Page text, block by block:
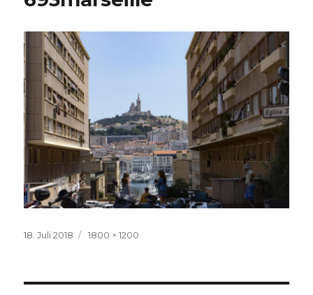
Veröffentlicht
18. Juli 2018
Volle
1800 × 1200